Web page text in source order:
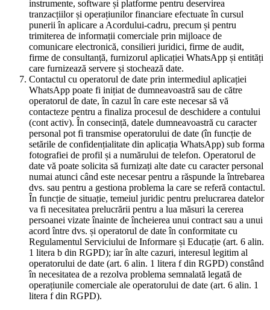
instrumente, software și platforme pentru deservirea
tranzacțiilor și operațiunilor financiare efectuate în cursul
punerii în aplicare a Acordului-cadru, precum și pentru
trimiterea de informații comerciale prin mijloace de
comunicare electronică, consilieri juridici, firme de audit,
firme de consultanță, furnizorul aplicației WhatsApp și entități
care furnizează servere și stochează date.
Contactul cu operatorul de date prin intermediul aplicației
WhatsApp poate fi inițiat de dumneavoastră sau de către
operatorul de date, în cazul în care este necesar să vă
contacteze pentru a finaliza procesul de deschidere a contului
(cont activ). În consecință, datele dumneavoastră cu caracter
personal pot fi transmise operatorului de date (în funcție de
setările de confidențialitate din aplicația WhatsApp) sub forma
fotografiei de profil și a numărului de telefon. Operatorul de
date vă poate solicita să furnizați alte date cu caracter personal
numai atunci când este necesar pentru a răspunde la întrebarea
dvs. sau pentru a gestiona problema la care se referă contactul.
În funcție de situație, temeiul juridic pentru prelucrarea datelor
va fi necesitatea prelucrării pentru a lua măsuri la cererea
persoanei vizate înainte de încheierea unui contract sau a unui
acord între dvs. și operatorul de date în conformitate cu
Regulamentul Serviciului de Informare și Educație (art. 6 alin.
1 litera b din RGPD); iar în alte cazuri, interesul legitim al
operatorului de date (art. 6 alin. 1 litera f din RGPD) constând
în necesitatea de a rezolva problema semnalată legată de
operațiunile comerciale ale operatorului de date (art. 6 alin. 1
litera f din RGPD).